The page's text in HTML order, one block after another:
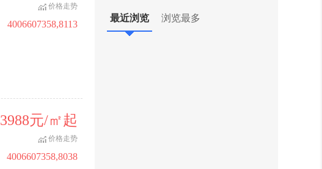
价格走势
4006607358,8113
3988元/㎡起
价格走势
4006607358,8038
07 北湖峯境199 2026年5月主体封顶
最近浏览 浏览最多